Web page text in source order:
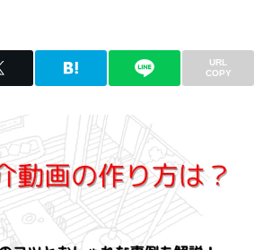
URL
COPY